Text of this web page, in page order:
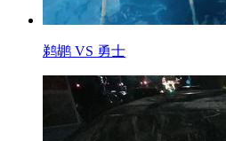
鹈鹕 VS 勇士